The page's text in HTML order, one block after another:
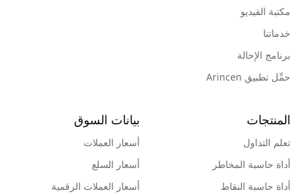
مكتبة الفيديو
خدماتنا
برنامج الإحالة
حمِّل تطبيق Arincen
المنتجات
تعلم التداول
أداة حاسبة المخاطر
أداة حاسبة النقاط
بيانات السوق
أسعار العملات
أسعار السلع
أسعار العملات الرقمية